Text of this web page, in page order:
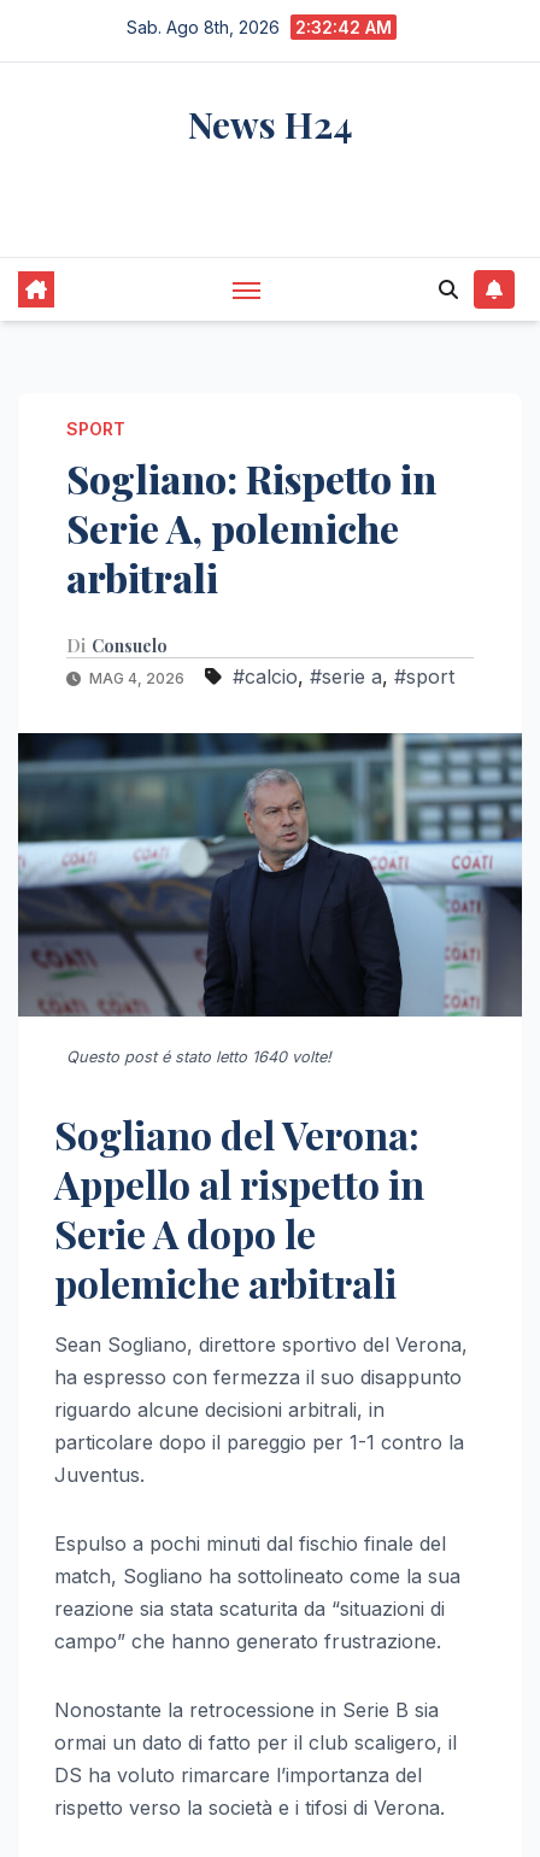
Sab. Ago 8th, 2026 2:32:43 AM
News H24
SPORT
Sogliano: Rispetto in
Serie A, polemiche
arbitrali
Di Consuelo
MAG 4, 2026 #calcio, #serie a, #sport
Questo post é stato letto 1640 volte!
Sogliano del Verona:
Appello al rispetto in
Serie A dopo le
polemiche arbitrali
Sean Sogliano, direttore sportivo del Verona,
ha espresso con fermezza il suo disappunto
riguardo alcune decisioni arbitrali, in
particolare dopo il pareggio per 1-1 contro la
Juventus.
Espulso a pochi minuti dal fischio finale del
match, Sogliano ha sottolineato come la sua
reazione sia stata scaturita da “situazioni di
campo” che hanno generato frustrazione.
Nonostante la retrocessione in Serie B sia
ormai un dato di fatto per il club scaligero, il
DS ha voluto rimarcare l’importanza del
rispetto verso la società e i tifosi di Verona.